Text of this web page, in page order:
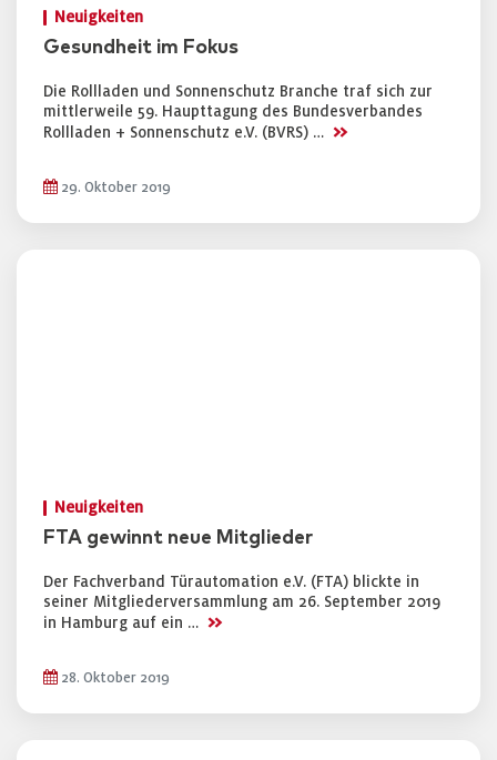
Neuigkeiten
Gesundheit im Fokus
Die Rollladen und Sonnenschutz Branche traf sich zur
mittlerweile 59. Haupttagung des Bundesverbandes
Rollladen + Sonnenschutz e.V. (BVRS) … >>
29. Oktober 2019
Neuigkeiten
FTA gewinnt neue Mitglieder
Der Fachverband Türautomation e.V. (FTA) blickte in
seiner Mitgliederversammlung am 26. September 2019
in Hamburg auf ein … >>
28. Oktober 2019